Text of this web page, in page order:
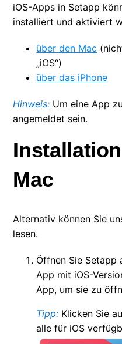
Wurde die iOS-App
Warum sind einige
Apps von separatem
iOS-Apps in Setapp
installiert und aktiviert
über den Mac
„iOS“)
über das iPhone
Hinweis: Um eine App
angemeldet sein.
Mac
Alternativ können Sie
lesen.
Öffnen Sie Setapp
App mit iOS-
App, um sie zu
Tipp: Klicken Sie
alle für iOS